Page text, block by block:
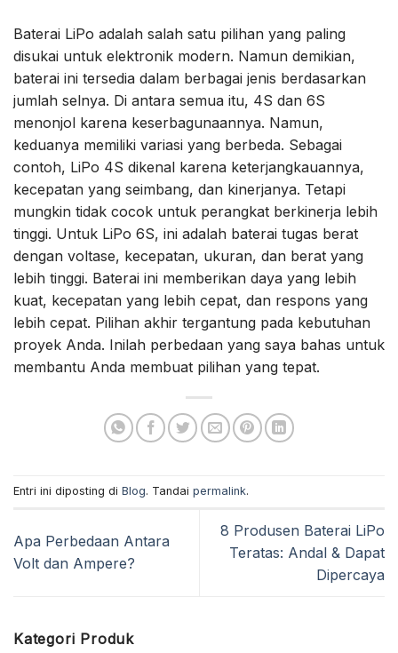
Baterai LiPo adalah salah satu pilihan yang paling
disukai untuk elektronik modern. Namun demikian,
baterai ini tersedia dalam berbagai jenis berdasarkan
jumlah selnya. Di antara semua itu, 4S dan 6S
menonjol karena keserbagunaannya. Namun,
keduanya memiliki variasi yang berbeda. Sebagai
contoh, LiPo 4S dikenal karena keterjangkauannya,
kecepatan yang seimbang, dan kinerjanya. Tetapi
mungkin tidak cocok untuk perangkat berkinerja lebih
tinggi. Untuk LiPo 6S, ini adalah baterai tugas berat
dengan voltase, kecepatan, ukuran, dan berat yang
lebih tinggi. Baterai ini memberikan daya yang lebih
kuat, kecepatan yang lebih cepat, dan respons yang
lebih cepat. Pilihan akhir tergantung pada kebutuhan
proyek Anda. Inilah perbedaan yang saya bahas untuk
membantu Anda membuat pilihan yang tepat.
Entri ini diposting di Blog. Tandai permalink.
Apa Perbedaan Antara
Volt dan Ampere?
8 Produsen Baterai LiPo
Teratas: Andal & Dapat
Dipercaya
Kategori Produk